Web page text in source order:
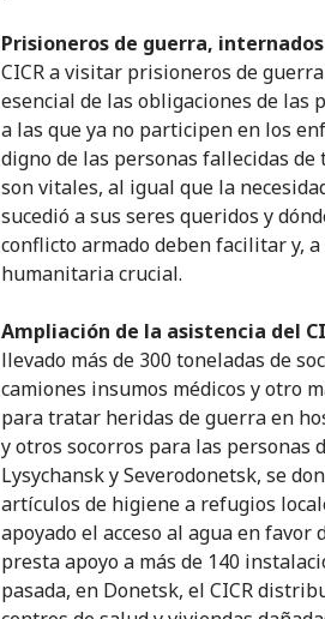
Prisioneros de guerra,
CICR a visitar prisioneros de
esencial de las obligaciones de las
a las que ya no participen en los
digno de las personas fallecidas
son vitales, al igual que la
sucedió a sus seres queridos y
conflicto armado deben facilitar y,
humanitaria crucial.
Ampliación de la asistencia del
llevado más de 300 toneladas de
camiones insumos médicos y otro
para tratar heridas de guerra en
y otros socorros para las personas
Lysychansk y Severodonetsk, se
artículos de higiene a refugios
apoyado el acceso al agua en
presta apoyo a más de 140
pasada, en Donetsk, el CICR